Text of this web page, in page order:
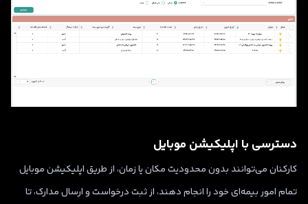
دسترسی با اپلیکیشن موبایل
کارکنان می‌توانند بدون محدودیت مکان یا زمان، از طریق اپلیکیشن موبایل
تمام امور بیمه‌ای خود را انجام دهند، از ثبت درخواست و ارسال مدارک، تا